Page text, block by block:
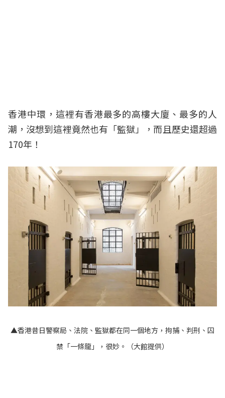
香港中環，這裡有香港最多的高樓大廈、最多的人
潮，沒想到這裡竟然也有「監獄」，而且歷史還超過
170年！
▲香港昔日警察局、法院、監獄都在同一個地方，拘捕、判刑、囚
禁「一條龍」，很妙。（大館提供）